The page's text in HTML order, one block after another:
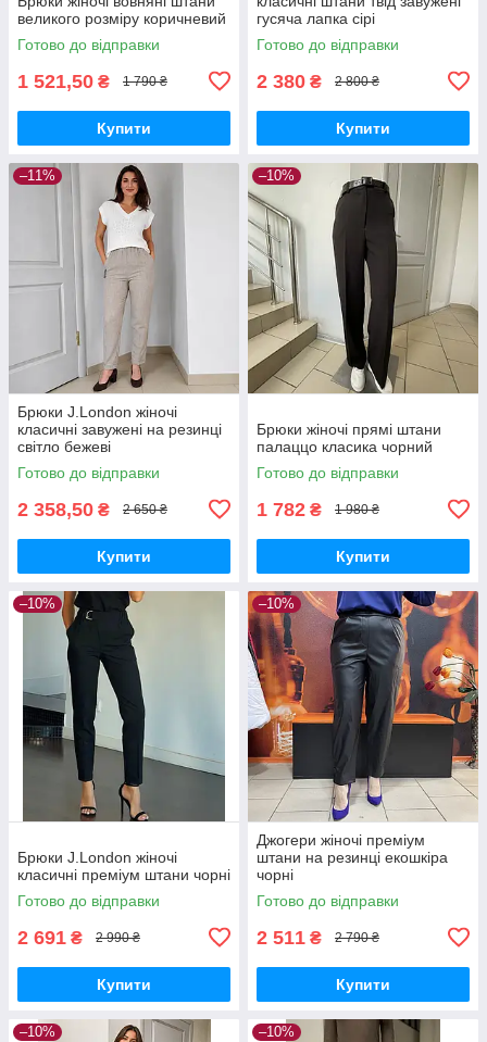
великого розміру коричневий
Готово до відправки
1 521,50 ₴ 1 790 ₴
Купити
гусяча лапка сірі
Готово до відправки
2 380 ₴ 2 800 ₴
Купити
–11%
Брюки J.London жіночі
класичні завужені на резинці
світло бежеві
Готово до відправки
2 358,50 ₴ 2 650 ₴
Купити
–10%
Брюки жіночі прямі штани
палаццо класика чорний
Готово до відправки
1 782 ₴ 1 980 ₴
Купити
–10%
Брюки J.London жіночі
класичні преміум штани чорні
Готово до відправки
2 691 ₴ 2 990 ₴
Купити
–10%
Джогери жіночі преміум
штани на резинці екошкіра
чорні
Готово до відправки
2 511 ₴ 2 790 ₴
Купити
–10% –10%